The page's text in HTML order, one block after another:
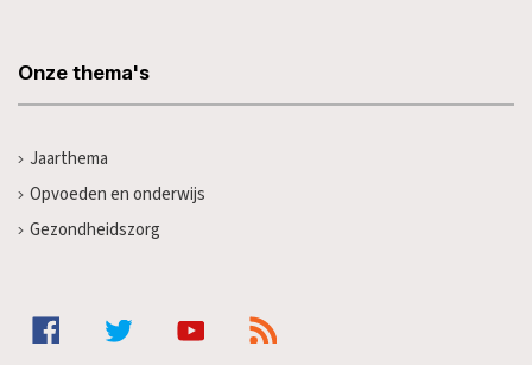
Onze thema's
Jaarthema
Opvoeden en onderwijs
Gezondheidszorg